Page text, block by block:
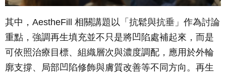
其中，AestheFill 相關講題以「抗鬆與抗垂」作為討論
重點，強調再生填充並不只是將凹陷處補起來，而是
可依照治療目標、組織層次與濃度調配，應用於外輪
廓支撐、局部凹陷修飾與膚質改善等不同方向。再生